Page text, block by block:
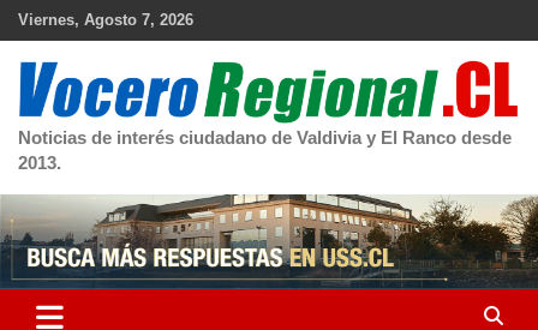
Skip
Viernes, Agosto 7, 2026
Noticias de interés ciudadano de Valdivia y El Ranco desde
2013.